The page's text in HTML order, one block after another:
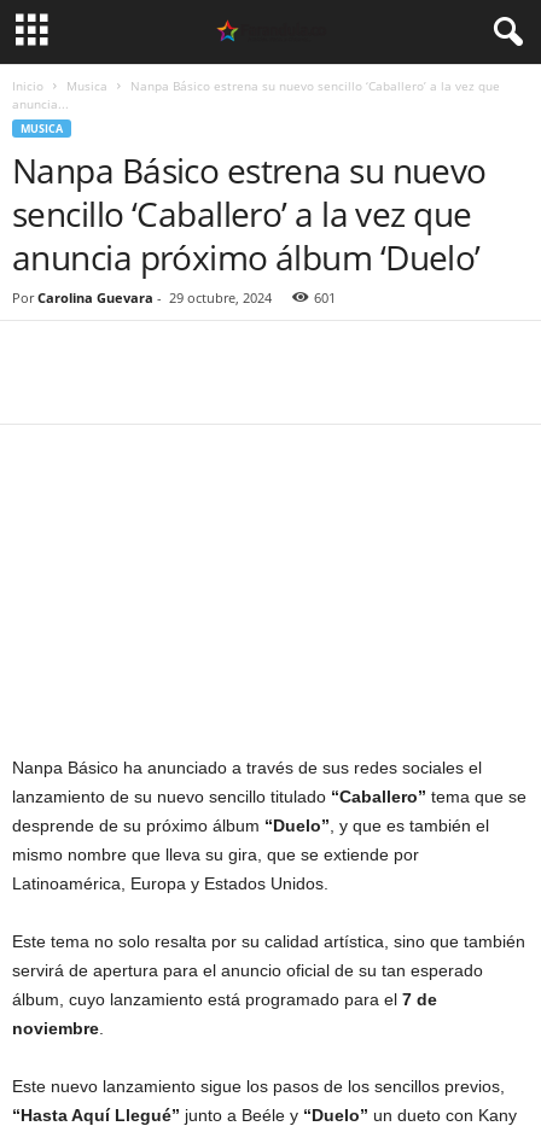
Inicio Musica
Nanpa Básico estrena su nuevo sencillo ‘Caballero’ a la vez que
anuncia...
MUSICA
Nanpa Básico estrena su nuevo
sencillo ‘Caballero’ a la vez que
anuncia próximo álbum ‘Duelo’
Por Carolina Guevara - 29 octubre, 2024 601
Nanpa Básico ha anunciado a través de sus redes sociales el
lanzamiento de su nuevo sencillo titulado “Caballero” tema que se
desprende de su próximo álbum “Duelo” , y que es también el
mismo nombre que lleva su gira, que se extiende por
Latinoamérica, Europa y Estados Unidos.
Este tema no solo resalta por su calidad artística, sino que también
servirá de apertura para el anuncio oficial de su tan esperado
álbum, cuyo lanzamiento está programado para el 7 de
noviembre
Este nuevo lanzamiento sigue los pasos de los sencillos previos,
“Hasta Aquí Llegué” junto a Beéle y “Duelo” un dueto con Kany